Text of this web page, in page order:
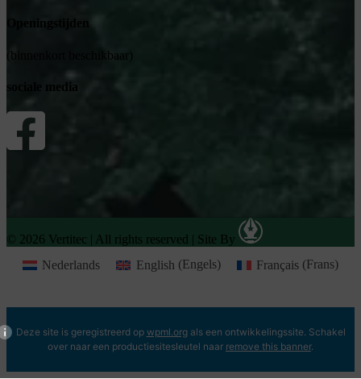
Openingstijden
(binnenkort beschikbaar)
sociale media
© 2026 Vertitec | All rights reserved
Site By
Nederlands
English (Engels) Français (Frans)
Deze site is geregistreerd op wpml.orgals een ontwikkelingssite. Schakel
over naar een productiesitesleutel naar remove this banner.